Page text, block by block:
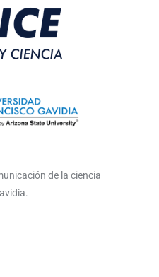
de la ciencia